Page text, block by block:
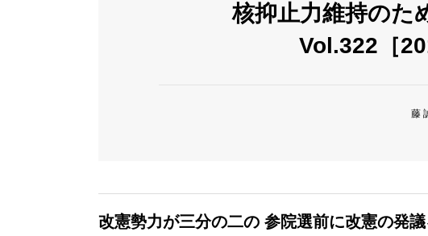
核抑止力維持のた
Vol.322［
藤
改憲勢力が三分の二の 参院選前に改憲の発議